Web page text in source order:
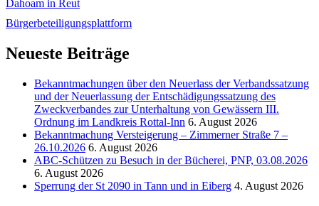
Dahoam in Reut
Bürgerbeteiligungsplattform
Neueste Beiträge
Bekanntmachungen über den Neuerlass der Verbandssatzung
und der Neuerlassung der Entschädigungssatzung des
Zweckverbandes zur Unterhaltung von Gewässern III.
Ordnung im Landkreis Rottal-Inn 6. August 2026
Bekanntmachung Versteigerung – Zimmerner Straße 7 –
26.10.2026 6. August 2026
ABC-Schützen zu Besuch in der Bücherei, PNP, 03.08.2026
6. August 2026
Sperrung der St 2090 in Tann und in Eiberg 4. August 2026